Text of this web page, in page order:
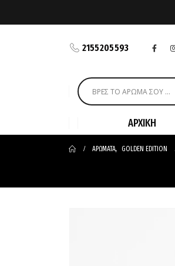
2155205593
ΑΡΧΙΚΗ
ΑΡΩΜΑΤΑ, GOLDEN EDITION